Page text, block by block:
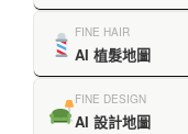
FINE HAIR
AI 植髮地圖
FINE DESIGN
AI 設計地圖